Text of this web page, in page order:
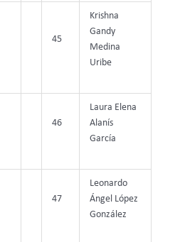
45
Krishna
Gandy
Medina
Uribe
46
Laura Elena
Alanís
García
47
Leonardo
Ángel López
González